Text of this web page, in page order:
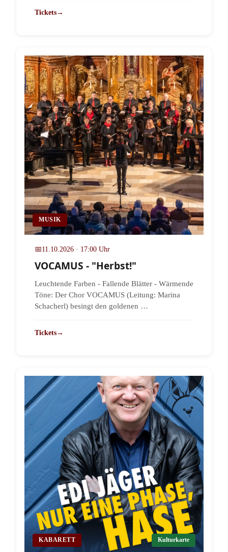
Tickets→
MUSIK
📅11.10.2026 · 17:00 Uhr
VOCAMUS - "Herbst!"
Leuchtende Farben - Fallende Blätter - Wärmende
Töne: Der Chor VOCAMUS (Leitung: Marina
Schacherl) besingt den goldenen …
Tickets→
KABARETT Kulturkarte